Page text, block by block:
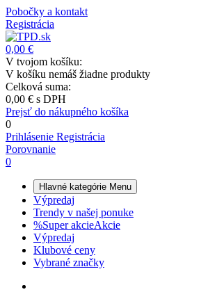
Pobočky a kontakt
Registrácia
0,00 €
V tvojom košíku:
V košíku nemáš žiadne produkty
Celková suma:
0,00 € s DPH
Prejsť do nákupného košíka
0
Prihlásenie Registrácia
Porovnanie
0
Hlavné kategórie Menu
Výpredaj
Trendy v našej ponuke
%Super akcieAkcie
Výpredaj
Klubové ceny
Vybrané značky